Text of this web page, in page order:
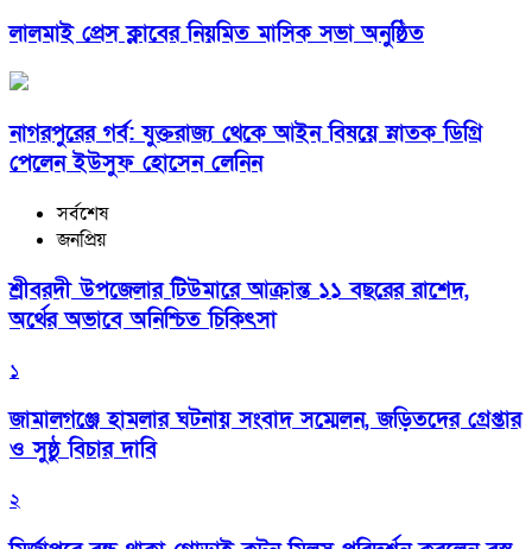
লালমাই প্রেস ক্লাবের নিয়মিত মাসিক সভা অনুষ্ঠিত
নাগরপুরের গর্ব: যুক্তরাজ্য থেকে আইন বিষয়ে স্নাতক ডিগ্রি
পেলেন ইউসুফ হোসেন লেনিন
সর্বশেষ
জনপ্রিয়
শ্রীবরদী উপজেলার টিউমারে আক্রান্ত ১১ বছরের রাশেদ,
অর্থের অভাবে অনিশ্চিত চিকিৎসা
১
জামালগঞ্জে হামলার ঘটনায় সংবাদ সম্মেলন, জড়িতদের গ্রেপ্তার
ও সুষ্ঠু বিচার দাবি
২